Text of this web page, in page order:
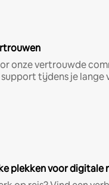
onze vertrouwde
tijdens je lange
plekken voor digitale